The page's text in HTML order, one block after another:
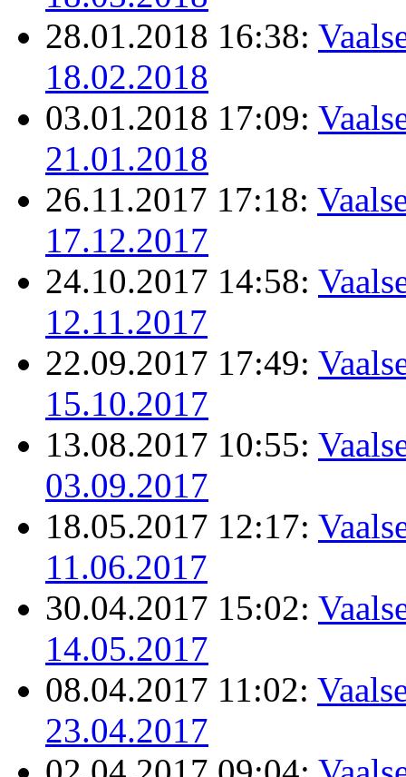
28.01.2018 16:38:
18.02.2018
03.01.2018 17:09:
21.01.2018
26.11.2017 17:18:
17.12.2017
24.10.2017 14:58:
12.11.2017
22.09.2017 17:49:
15.10.2017
13.08.2017 10:55:
03.09.2017
18.05.2017 12:17:
11.06.2017
30.04.2017 15:02:
14.05.2017
08.04.2017 11:02:
23.04.2017